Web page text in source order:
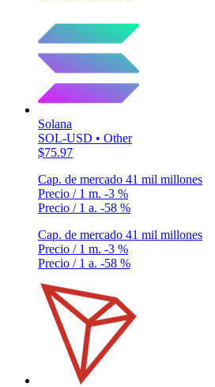
Solana
SOL-USD • Other
$75.97
Cap. de mercado 41 mil millones
Precio / 1 m. -3 %
Precio / 1 a. -58 %
Cap. de mercado 41 mil millones
Precio / 1 m. -3 %
Precio / 1 a. -58 %